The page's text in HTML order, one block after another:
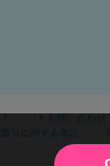
お問い合わせ
取引に関する表記